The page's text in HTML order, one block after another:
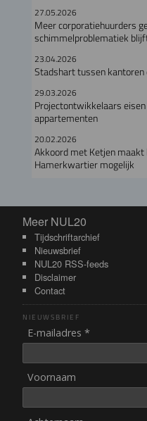
27.05.2026
Meer corporatiehuurders
schimmelproblematiek
23.04.2026
Stadshart tussen kantoren
29.03.2026
Projectontwikkelaars
appartementen
20.02.2026
Akkoord met Ketjen
Hamerkwartier mogelijk
Meer NUL20
Meer NUL20
Tijdschriftarchief
Nieuwsbrief
NUL20 RSS-feeds
Disclaimer
Contact
NIEUWSBRIEF
E-mailadres *
Voornaam